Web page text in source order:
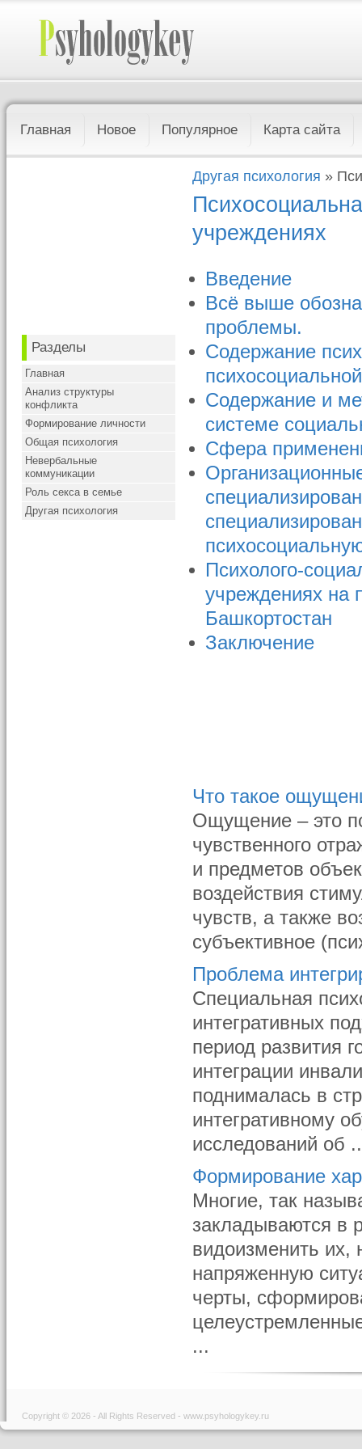
Главная Новое Популярное Карта сайта
Разделы
Главная
Анализ структуры
конфликта
Формирование личности
Общая психология
Невербальные
коммуникации
Роль секса в семье
Другая психология
Другая психология »
учреждениях
Введение
Всё выше
проблемы.
Содержание
Содержание и
системе
Сфера
Психолого-
учреждениях на
Башкортостан
Заключение
Что такое
Ощущение – это
чувственного
и предметов
воздействия
чувств, а также
субъективное
Проблема
Специальная
интегративных
период развития
интеграции
поднималась в
интегративному
исследований об
Формирование
Многие, так
закладываются в
видоизменить их,
напряженную
черты,
...
Copyright © 2026 - All Rights Reserved - www.psyhologykey.ru